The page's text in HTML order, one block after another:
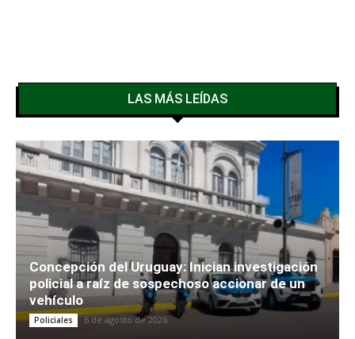
LAS MÁS LEÍDAS
Concepción del Uruguay: Inician investigación
policial a raíz de sospechoso accionar de un
vehículo
Policiales 6 de agosto de 2026